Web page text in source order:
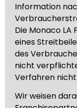
Information
Die Monaco LA
eines
des
nicht
Verfahren
Wir weisen